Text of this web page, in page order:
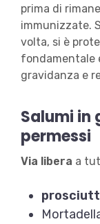
prima di
immunizzate.
volta, si è
fondamentale
gravidanza e
Salumi in
permessi
Via libera a